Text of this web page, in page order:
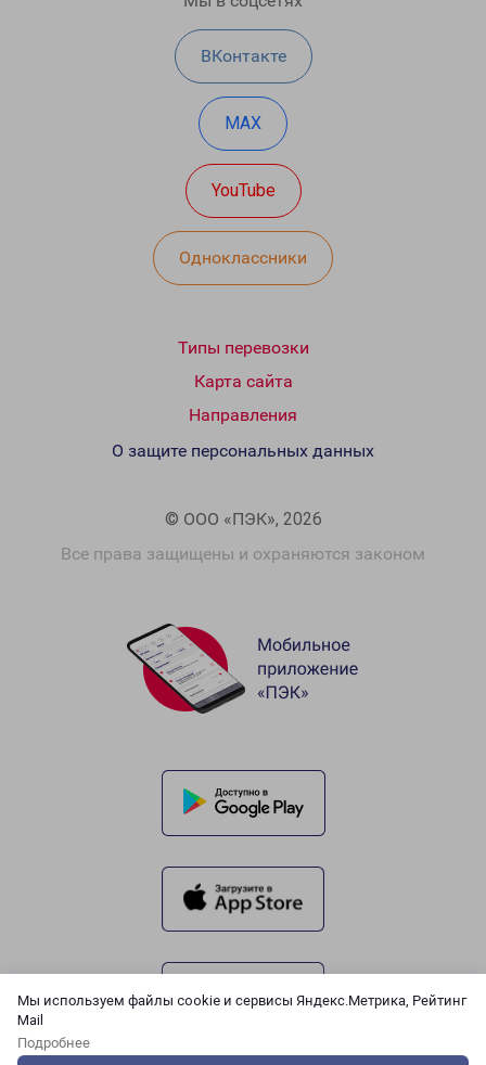
Мы используем файлы cookie и сервисы Яндекс.Метрика, Рейтинг
Mail
Подробнее
ВКонтакте
MAX
YouTube
Одноклассники
Типы перевозки
Карта сайта
Направления
© ООО «ПЭК», 2026
Все права защищены и охраняются законом
О защите персональных данных